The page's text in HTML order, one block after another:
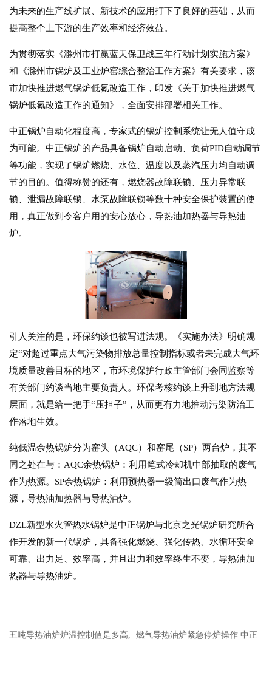
为未来的生产线扩展、新技术的应用打下了良好的基础，从而
提高整个上下游的生产效率和经济效益。
为贯彻落实《滁州市打赢蓝天保卫战三年行动计划实施方案》
和《滁州市锅炉及工业炉窑综合整治工作方案》有关要求，该
市加快推进燃气锅炉低氮改造工作，印发《关于加快推进燃气
锅炉低氮改造工作的通知》，全面安排部署相关工作。
中正锅炉自动化程度高，专家式的锅炉控制系统让无人值守成
为可能。中正锅炉的产品具备锅炉自动启动、负荷PID自动调节
等功能，实现了锅炉燃烧、水位、温度以及蒸汽压力均自动调
节的目的。值得称赞的还有，燃烧器故障联锁、压力异常联
锁、泄漏故障联锁、水泵故障联锁等数十种安全保护装置的使
用，真正做到令客户用的安心放心，导热油加热器与导热油
炉。
引人关注的是，环保约谈也被写进法规。《实施办法》明确规
定“对超过重点大气污染物排放总量控制指标或者未完成大气环
境质量改善目标的地区，市环境保护行政主管部门会同监察等
有关部门约谈当地主要负责人。环保考核约谈上升到地方法规
层面，就是给一把手“压担子”，从而更有力地推动污染防治工
作落地生效。
纯低温余热锅炉分为窑头（AQC）和窑尾（SP）两台炉，其不
同之处在与：AQC余热锅炉：利用笔式冷却机中部抽取的废气
作为热源。SP余热锅炉：利用预热器一级筒出口废气作为热
源，导热油加热器与导热油炉。
DZL新型水火管热水锅炉是中正锅炉与北京之光锅炉研究所合
作开发的新一代锅炉，具备强化燃烧、强化传热、水循环安全
可靠、出力足、效率高，并且出力和效率终生不变，导热油加
热器与导热油炉。
五吨导热油炉炉温控制值是多高,
中正冷凝锅炉为环保事业添砖加
燃气导热油炉紧急停炉操作 中正
锅炉清底灰效果好确保锅炉安全